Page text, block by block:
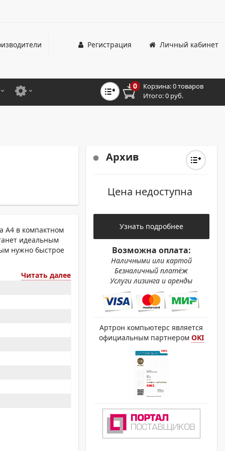
Личный кабинет
Регистрация
ПРИНТЕРЫ
ДЛЯ ШИРОКОФОРМАТНЫХ СИСТЕМ
0 Корзина:0 товаров
Итого:0 руб.
A4 в компактном
идеальным
нужно быстрое
Читать далее
Архив
Цена недоступна
Узнать подробнее
Возможна оплата:
Наличными или картой
Безналичный платёж
Услуги лизинга и аренды
Артрон компьютерс является
официальным партнером OKI